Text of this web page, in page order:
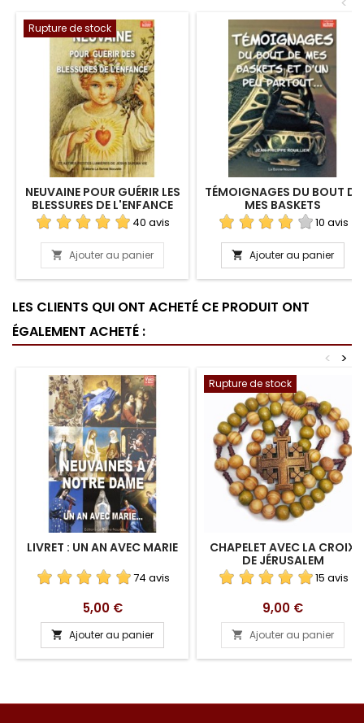
Rupture de stock
NEUVAINE POUR GUÉRIR LES
BLESSURES DE L'ENFANCE
40 avis
 Ajouter au panier
TÉMOIGNAGES DU BOUT DE
MES BASKETS
10 avis
 Ajouter au panier
LES CLIENTS QUI ONT ACHETÉ CE PRODUIT ONT
ÉGALEMENT ACHETÉ :
>
<
LIVRET : UN AN AVEC MARIE
74 avis
Prix
5,00 €
 Ajouter au panier
Rupture de stock
CHAPELET AVEC LA CROIX
DE JÉRUSALEM
15 avis
Prix
9,00 €
 Ajouter au panier